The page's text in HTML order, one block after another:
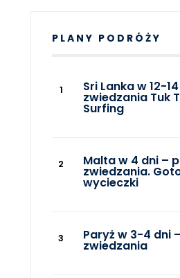
PLANY PODRÓŻY
Sri Lanka w 12-
zwiedzania Tuk
Surfing
Malta w 4 dni –
zwiedzania.
wycieczki
Paryż w 3-4 dni
zwiedzania